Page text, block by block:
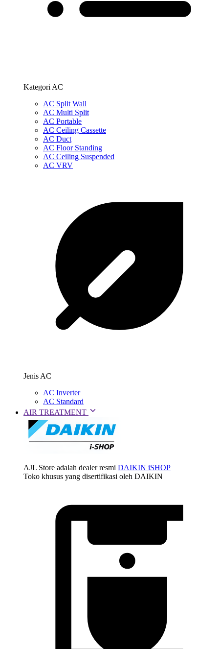
Kategori AC
AC Split Wall
AC Multi Split
AC Portable
AC Ceiling Cassette
AC Duct
AC Floor Standing
AC Ceiling Suspended
AC VRV
Jenis AC
AC Inverter
AC Standard
AIR TREATMENT
AJL Store adalah dealer resmi DAIKIN iSHOP
Toko khusus yang disertifikasi oleh DAIKIN